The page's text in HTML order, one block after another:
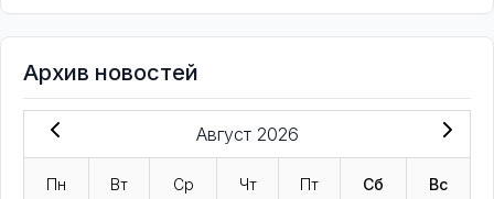
Архив новостей
Август 2026
Пн Вт Ср Чт Пт Сб Вс